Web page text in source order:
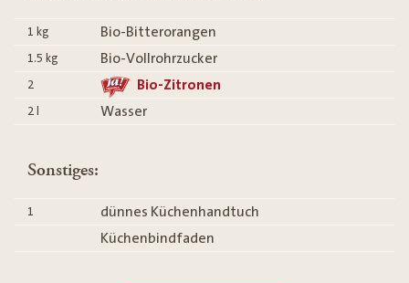
1 kg Bio-Bitterorangen
1.5 kg Bio-Vollrohrzucker
2 Bio-Zitronen
2 Wasser
Sonstiges:
1
dünnes Küchenhandtuch
Küchenbindfaden